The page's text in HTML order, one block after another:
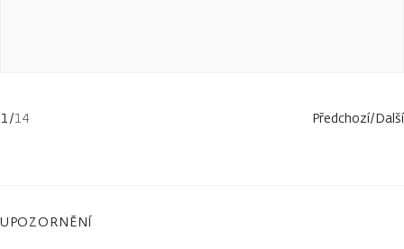
1 /14 Předchozí/Další
UPOZORNĚNÍ